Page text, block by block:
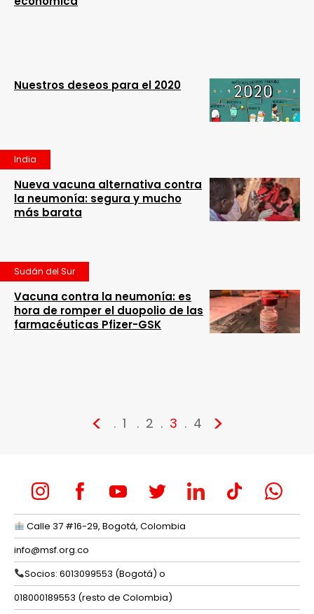
Nuestros deseos para el 2020
India
Nueva vacuna alternativa contra
la neumonía: segura y mucho
más barata
Sudán del Sur
Vacuna contra la neumonía: es
hora de romper el duopolio de las
farmacéuticas Pfizer-GSK
< 1 2 3 4 >
Calle 37 #16-29, Bogotá, Colombia
info@msf.org.co
Socios: 6013099553 (Bogotá) o
018000189553 (resto de Colombia)